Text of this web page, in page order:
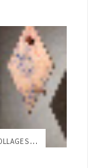
CUANDO EL ARTE ES RITUAL: LOS COLLAGES T...